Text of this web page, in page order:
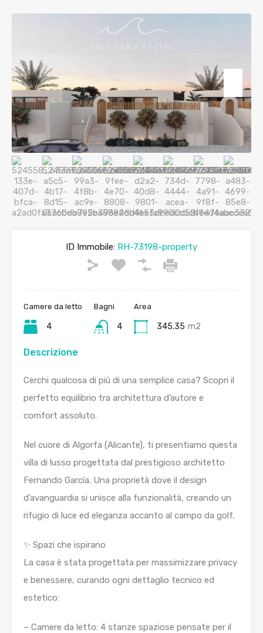
ID Immobile: RH-73198-property
Camere da letto
4
Bagni
4
Area
345.35 m2
Descrizione
Cerchi qualcosa di più di una semplice casa? Scopri il
perfetto equilibrio tra architettura d’autore e
comfort assoluto.
Nel cuore di Algorfa (Alicante), ti presentiamo questa
villa di lusso progettata dal prestigioso architetto
Fernando García. Una proprietà dove il design
d’avanguardia si unisce alla funzionalità, creando un
rifugio di luce ed eleganza accanto al campo da golf.
✨ Spazi che ispirano
La casa è stata progettata per massimizzare privacy
e benessere, curando ogni dettaglio tecnico ed
estetico:
– Camere da letto: 4 stanze spaziose pensate per il